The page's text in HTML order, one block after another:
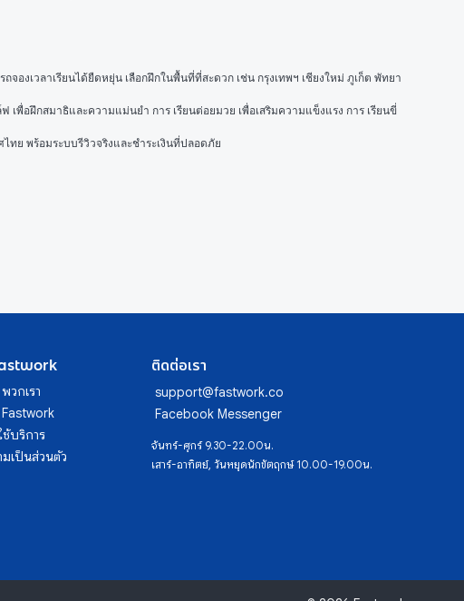
งเวลาเรียนได้ยืดหยุ่น เลือกฝึกในพื้นที่ที่สะดวก เช่น กรุงเทพฯ เชียงใหม่ ภูเก็ต พัทยา
ฟ เพื่อฝึกสมาธิและความแม่นยำ การ เรียนต่อยมวย เพื่อเสริมความแข็งแรง การ เรียนขี่
ย พร้อมระบบรีวิวจริงและชำระเงินที่ปลอดภัย
วกเรา
ช้บริการ
เป็นส่วนตัว
ติดต่อเรา
support@fastwork.co
Facebook Messenger
จันทร์-ศุกร์ 9.30-22.00น.
เสาร์-อาทิตย์, วันหยุดนักขัตฤกษ์ 10.00-19.00น.